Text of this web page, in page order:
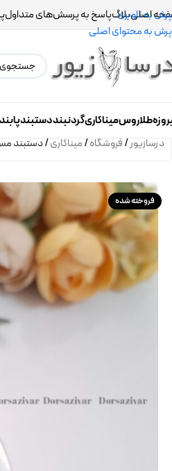
پرش به ناوبری
پرش به محتوای اصلی
اصلیبلاگپاسخ به پرسش‌های متداول
طلاروسمیناکاریگردنبنددستبندپابند
درسازیور/فروشگاه/میناکاری/دستبند
فروخته شده